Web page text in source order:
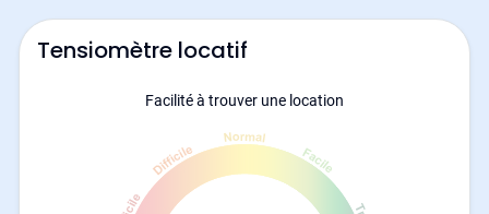
Tensiomètre locatif
Facilité à trouver une location